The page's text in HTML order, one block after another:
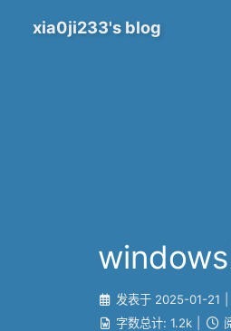
xia0ji233's blog
发表于 2025-01-21
字数总计: 1.2k